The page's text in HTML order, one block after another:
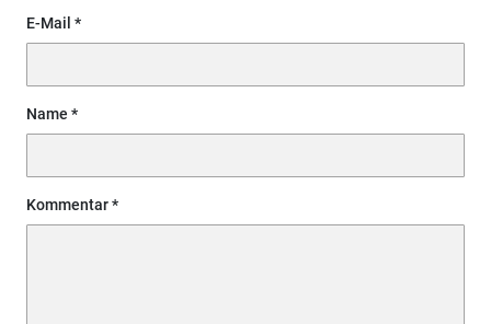
E-Mail
Name
Kommentar